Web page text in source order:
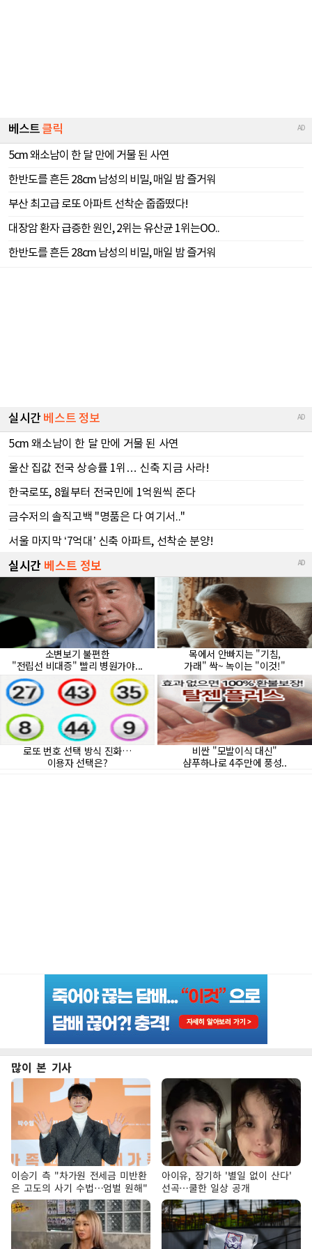
많이 본 기사
이승기 측 "차가원 전세금 미반환
은 고도의 사기 수법…엄벌 원해"
아이유, 장기하 '별일 없이 산다'
선곡…쿨한 일상 공개